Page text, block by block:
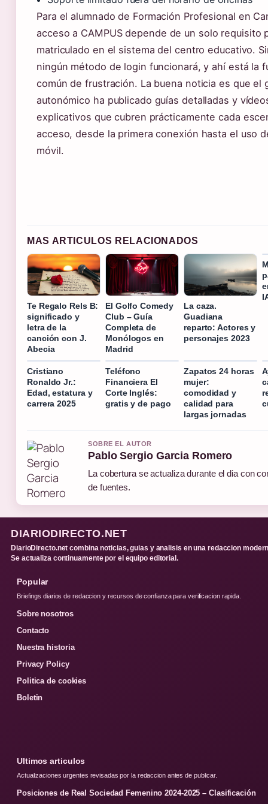
Para el alumnado de Formación Profesional en
acceso a CAMPUS depende de un solo requisito
matriculado en el sistema del centro educativo.
ningún método de login funcionará, y ahí está la
común de frustración. La buena noticia es que el
autonómico ha publicado guías detalladas y
explicativos que cubren prácticamente cada
acceso, desde la primera conexión hasta el uso
móvil.
MAS ARTICULOS RELACIONADOS
Te Regalo Rels B:
significado y
letra de la
canción con J.
Abecia
El Golfo Comedy
Club – Guía
Completa de
Monólogos en
Madrid
La caza.
Guadiana
reparto: Actores y
personajes 2023
Cristiano
Ronaldo Jr.:
Edad, estatura y
carrera 2025
Teléfono
Financiera El
Corte Inglés:
gratis y de pago
Zapatos 24 horas
mujer:
comodidad y
calidad para
largas jornadas
SOBRE EL AUTOR
Pablo Sergio Garcia Romero
La cobertura se actualiza durante el dia con
de fuentes.
DIARIODIRECTO.NET
DiarioDirecto.net combina noticias, guias y analisis en una redaccion
Se actualiza continuamente por el equipo editorial.
Popular
Briefings diarios de redaccion y recursos de confianza para verificacion rapida.
Sobre nosotros
Contacto
Nuestra historia
Privacy Policy
Politica de cookies
Boletin
Ultimos articulos
Actualizaciones urgentes revisadas por la redaccion antes de publicar.
Posiciones de Real Sociedad Femenino 2024-2025 – Clasificación